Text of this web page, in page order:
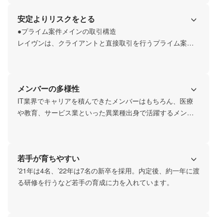
規模案件（1～2名程度）であればひとりで、中規模案件（3
名～）以上であればチームで、全ての機能をワンストップ
でこなしています。
安定よりリスクをとる
●プライム案件メインの取引構造
レイヴンは、クライアントと直接取引を行うプライム案件
特徴です。
2021年度は、プライム案件の売上比率が92％*となりました
が、これに満足せず、さらに多くのプライム案件の獲得を
メンバーの多様性
IT業界でキャリアを積んできたメンバーはもちろん、医療
や教育、サービス業といった異業種出身で活躍するメンバ
若手が育ちやすい
’21年は4名、’22年は7名の新卒を採用。内定後、約一年に渡
る研修を行うなど若手の育成に力を入れています。